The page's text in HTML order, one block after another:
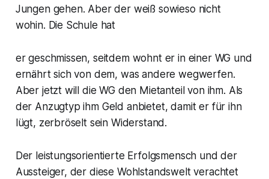
Jungen gehen. Aber der weiß sowieso nicht
wohin. Die Schule hat
er geschmissen, seitdem wohnt er in einer WG und
ernährt sich von dem, was andere wegwerfen.
Aber jetzt will die WG den Mietanteil von ihm. Als
der Anzugtyp ihm Geld anbietet, damit er für ihn
lügt, zerbröselt sein Widerstand.
Der leistungsorientierte Erfolgsmensch und der
Aussteiger, der diese Wohlstandswelt verachtet